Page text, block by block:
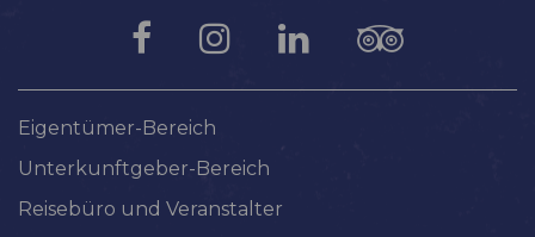
Eigentümer-Bereich
Unterkunftgeber-Bereich
Reisebüro und Veranstalter